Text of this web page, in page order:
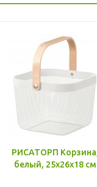
РИСАТОРП
белый, 25x26x18 см